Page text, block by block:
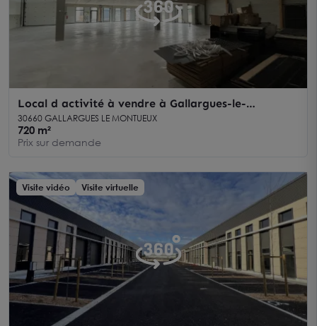
Local d activité à vendre à Gallargues-le-
Montueux 720 m2 parking inclus
30660 GALLARGUES LE MONTUEUX
720 m²
Prix sur demande
Visite vidéo Visite virtuelle